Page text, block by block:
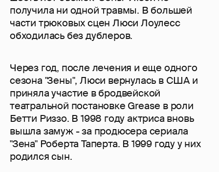
получила ни одной травмы. В большей
части трюковых сцен Люси Лоулесс
обходилась без дублеров.
Через год, после лечения и еще одного
сезона "Зены", Люси вернулась в США и
приняла участие в бродвейской
театральной постановке Grease в роли
Бетти Риззо. В 1998 году актриса вновь
вышла замуж - за продюсера сериала
"Зена" Роберта Таперта. В 1999 году у них
родился сын.